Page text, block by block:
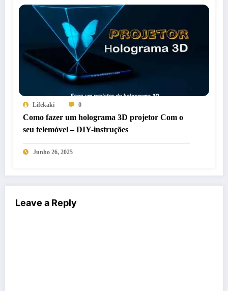
Lifekaki 0
Como fazer um holograma 3D projetor Com o
seu telemóvel – DIY-instruções
Junho 26, 2025
Leave a Reply